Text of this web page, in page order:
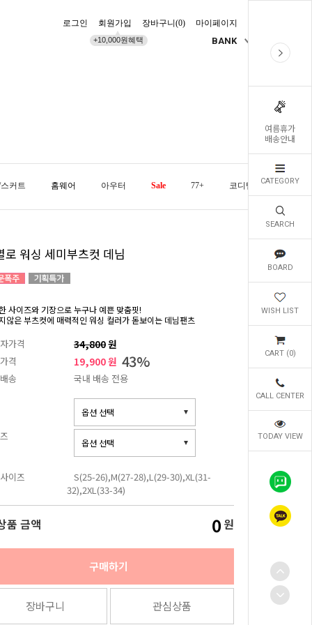
여름휴가
배송안내
CATEGORY
SEARCH
BOARD
WISH LIST
CART (0)
CALL CENTER
TODAY VIEW
로그인 회원가입
+10,000원혜택
장바구니(0) 마이페이지
BANK
커트 홈웨어 아우터 Sale 77+ 코디템 오늘발송
로 워싱 세미부츠컷 데님
사이즈와 기장으로 누구나 예쁜 맞춤핏!
않은 부츠컷에 매력적인 워싱 컬러가 돋보이는 데님팬츠
가격 34,800원
격 19,900 원 43%
송 국내 배송 전용
이즈
S(25-26),M(27-28),L(29-30),XL(31-
32),2XL(33-34)
품 금액 0 원
구매하기
장바구니 관심상품